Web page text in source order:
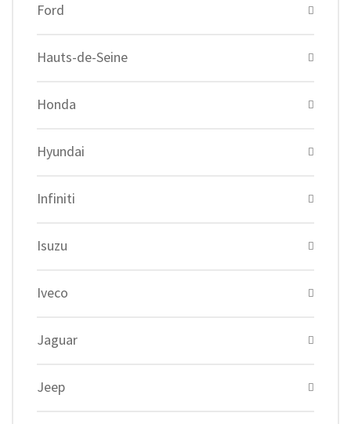
Ford
Hauts-de-Seine
Honda
Hyundai
Infiniti
Isuzu
Iveco
Jaguar
Jeep